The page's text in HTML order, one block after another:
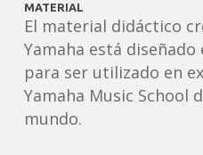
MATERIAL
El material didáctico
Yamaha está
para ser utilizado en
Yamaha Music School
mundo.